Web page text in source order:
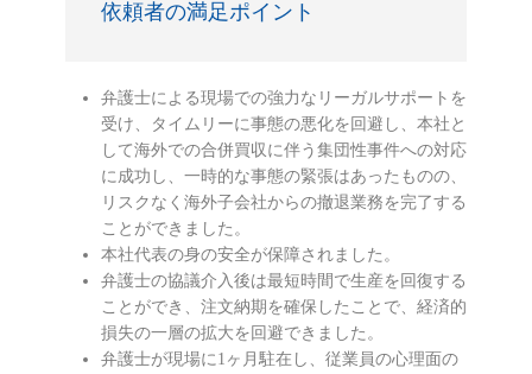
依頼者の満足ポイント
弁護士による現場での強力なリーガルサポートを
受け、タイムリーに事態の悪化を回避し、本社と
して海外での合併買収に伴う集団性事件への対応
に成功し、一時的な事態の緊張はあったものの、
リスクなく海外子会社からの撤退業務を完了する
ことができました。
本社代表の身の安全が保障されました。
弁護士の協議介入後は最短時間で生産を回復する
ことができ、注文納期を確保したことで、経済的
損失の一層の拡大を回避できました。
弁護士が現場に1ヶ月駐在し、従業員の心理面の